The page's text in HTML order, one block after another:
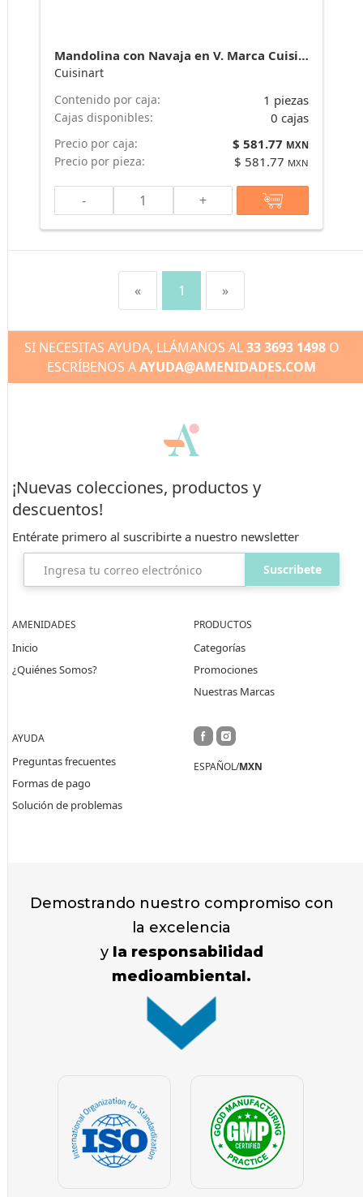
Mandolina con Navaja en V. Marca Cuisinart
Cuisinart
Contenido por caja:
1 piezas
Cajas disponibles: 0 cajas
Precio por caja: $ 581.77 MXN
Precio por pieza: $ 581.77 MXN
- +
« 1 »
SI NECESITAS AYUDA, LLÁMANOS AL33 3693 1498O
ESCRÍBENOS AAYUDA@AMENIDADES.COM
¡Nuevas colecciones, productos y
descuentos!
Entérate primero al suscribirte a nuestro newsletter
Suscribete
AMENIDADES
Inicio
¿Quiénes Somos?
PRODUCTOS
Categorías
Promociones
Nuestras Marcas
AYUDA
Preguntas frecuentes
Formas de pago
Solución de problemas
ESPAÑOL/MXN
Demostrando nuestro compromiso con
la excelencia
y la responsabilidad
medioambiental.